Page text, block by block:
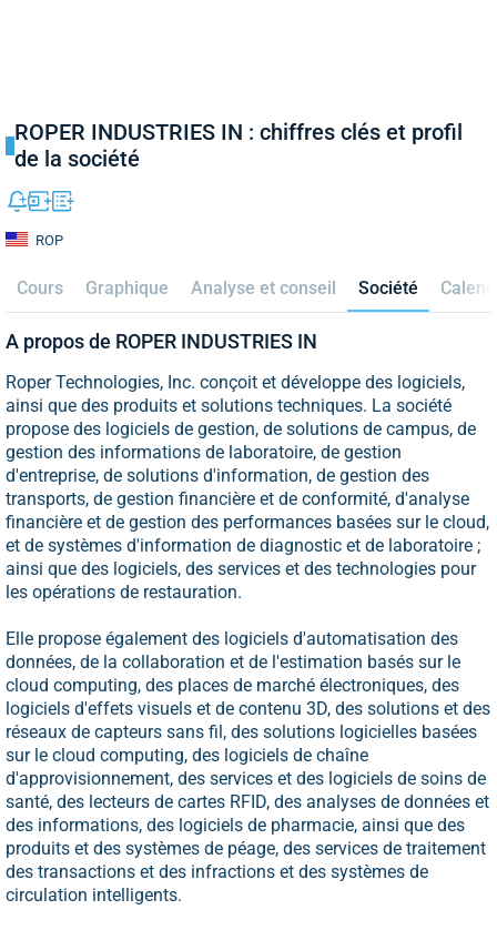
ROPER INDUSTRIES IN : chiffres clés et profil
de la société
ROP
Cours Graphique Analyse et conseil Société
A propos de ROPER INDUSTRIES IN
Roper Technologies, Inc. conçoit et développe des logiciels,
ainsi que des produits et solutions techniques. La société
propose des logiciels de gestion, de solutions de campus, de
gestion des informations de laboratoire, de gestion
d'entreprise, de solutions d'information, de gestion des
transports, de gestion financière et de conformité, d'analyse
financière et de gestion des performances basées sur le cloud,
et de systèmes d'information de diagnostic et de laboratoire ;
ainsi que des logiciels, des services et des technologies pour
les opérations de restauration.
Elle propose également des logiciels d'automatisation des
données, de la collaboration et de l'estimation basés sur le
cloud computing, des places de marché électroniques, des
logiciels d'effets visuels et de contenu 3D, des solutions et des
réseaux de capteurs sans fil, des solutions logicielles basées
sur le cloud computing, des logiciels de chaîne
d'approvisionnement, des services et des logiciels de soins de
santé, des lecteurs de cartes RFID, des analyses de données et
des informations, des logiciels de pharmacie, ainsi que des
produits et des systèmes de péage, des services de traitement
des transactions et des infractions et des systèmes de
circulation intelligents.